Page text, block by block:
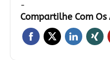
-
Compartilhe Com Os